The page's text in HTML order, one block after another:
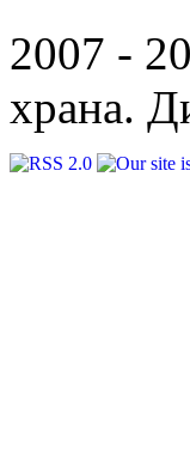
2007 -
храна.